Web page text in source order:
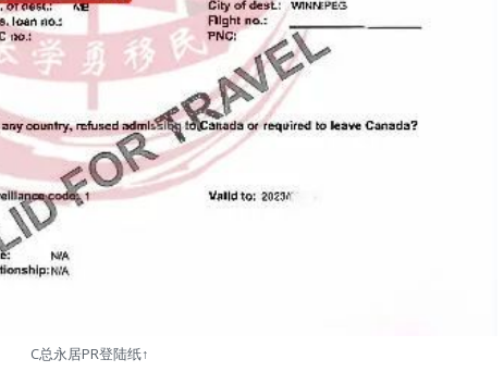
C总永居PR登陆纸↑